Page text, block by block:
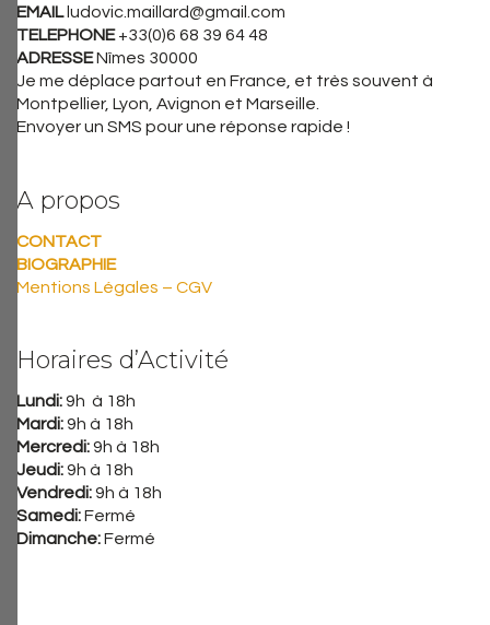
EMAIL ludovic.maillard@gmail.com
TELEPHONE+33(0)6 68 39 64 48
ADRESSENîmes 30000
Je me déplace partout en France, et très souvent à
Montpellier, Lyon, Avignon et Marseille.
Envoyer un SMS pour une réponse rapide !
A propos
CONTACT
BIOGRAPHIE
Mentions Légales – CGV
Horaires d’Activité
Lundi:9h à 18h
Mardi:9h à 18h
Mercredi:9h à 18h
Jeudi:9h à 18h
Vendredi:9h à 18h
Samedi:Fermé
Dimanche:Fermé